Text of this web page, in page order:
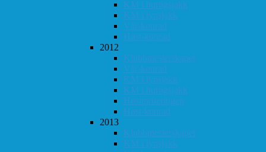
KM i hurtigsjakk
KM i lynsjakk
Vår-konrad
Høst-konrad
2012
Klubbmesterskapet
Vår-konrad
KM i lynsjakk
KM i hurtigsjakk
Høstturneringen
Høst-konrad
2013
Klubbmesterskapet
KM i lynsjakk